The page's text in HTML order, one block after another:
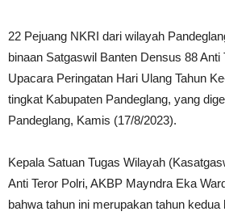
22 Pejuang NKRI dari wilayah
binaan Satgaswil Banten Densus 88 Anti
Upacara Peringatan Hari Ulang Tahun
tingkat Kabupaten Pandeglang, yang
Pandeglang, Kamis (17/8/2023).
Kepala Satuan Tugas Wilayah
Anti Teror Polri, AKBP Mayndra Eka
bahwa tahun ini merupakan tahun